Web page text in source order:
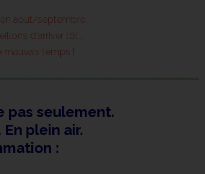
août/septembre.
d'arriver tôt...
mauvais temps !
pas seulement.
plein air.
: